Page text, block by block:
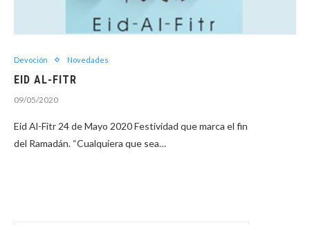
Devoción Novedades
EID AL-FITR
09/05/2020
Eid Al-Fitr 24 de Mayo 2020 Festividad que marca el fin
del Ramadán. “Cualquiera que sea…